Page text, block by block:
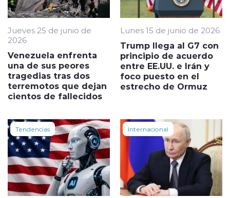
Jueves 25 de junio de
2026
Venezuela enfrenta
una de sus peores
tragedias tras dos
terremotos que dejan
cientos de fallecidos
Lunes 15 de junio de 2026
Trump llega al G7 con
principio de acuerdo
entre EE.UU. e Irán y
foco puesto en el
estrecho de Ormuz
Tendencias Internacional